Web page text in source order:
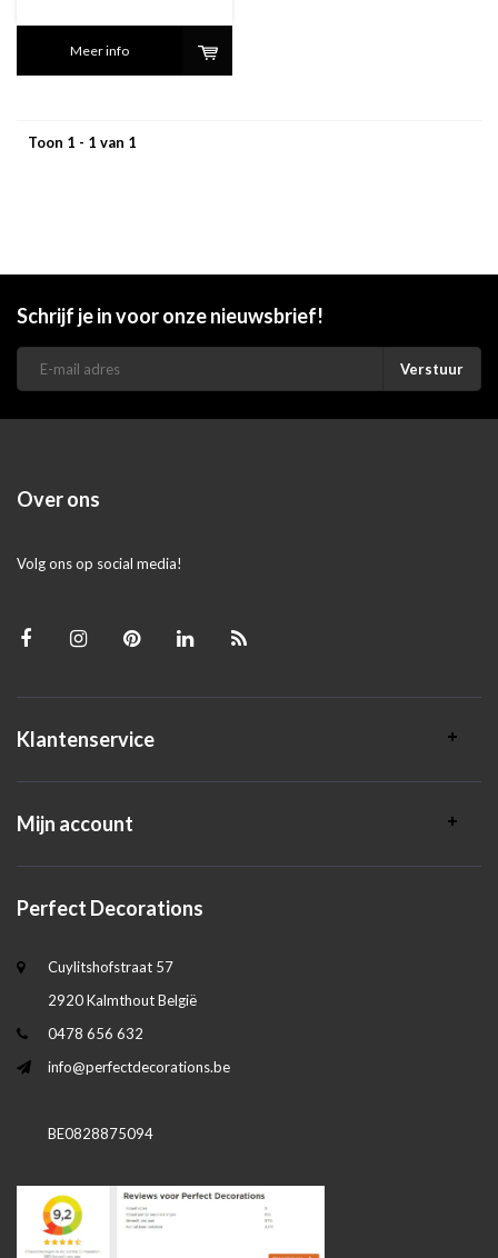
Meer info
Toon 1 - 1 van 1
Schrijf je in voor onze nieuwsbrief!
Verstuur
Over ons
Volg ons op social media!
Klantenservice
Mijn account
Perfect Decorations
Cuylitshofstraat 57
2920 Kalmthout België
0478 656 632
info@perfectdecorations.be
BE0828875094